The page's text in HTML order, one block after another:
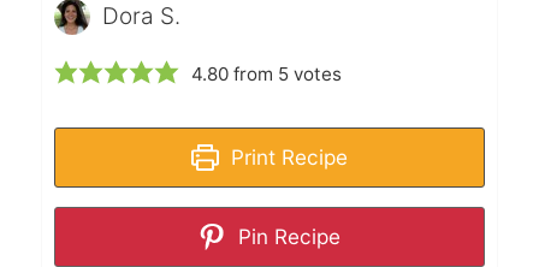
Dora S.
4.80 from 5 votes
Print Recipe
Pin Recipe